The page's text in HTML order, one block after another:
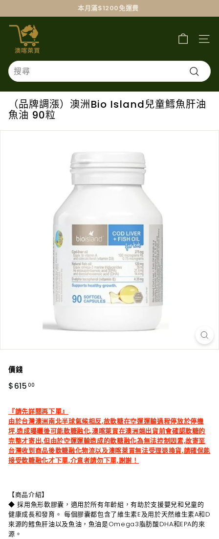
本月滿$1200免運費
澳
喀
萊
買
Search
搜
尋
（品牌調漲）澳洲Bio Island兒童鱈魚肝油
魚油 90粒
價錢
正
$615 00
『請先詳閱再下單』
由於台灣澳洲南北半球氣候相反,故軟糖在空運運輸過程停放於停機
坪,造成曝曬後可能軟糖融化,澳喀萊買在澳洲端出貨前會確認軟糖的
完整才寄出,但由於空運運輸造成的軟糖融化為無法控制因素,故寄至
台灣收到商品後軟糖融化物流以及澳喀萊買無法受理退換貨,請確保能
接受軟糖融化才下單,介意者請勿下單,謝謝！
【商品介紹】
◆ 採用魚形軟膠囊，適用於所有年齡組，有助於支援嬰兒和兒童的
健康成長和發育。 每個膠囊都包含了維生素E及用於天然維生素A和D
來源的鱈魚肝油以及魚油，魚油是Omega3脂肪酸DHA和EPA的來
源。